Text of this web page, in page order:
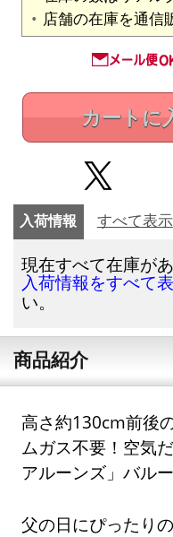
店舗の在庫を通信
カートに
入荷情報 すべて表示
現在すべて在庫があ
入荷情報をすべて
い。
商品紹介
高さ約130cm前後
ムガス不要！空気
アルーンズ」バルー
父の日にぴったり